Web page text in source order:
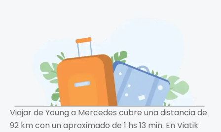
Viajar de Young a Mercedes cubre una distancia de
92 km con un aproximado de 1 hs 13 min. En Viatik